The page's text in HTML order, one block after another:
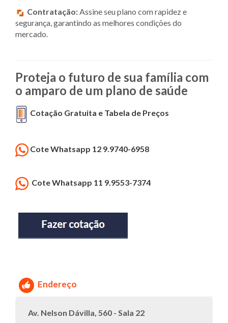
Contratação:Assine seu plano com rapidez e
segurança, garantindo as melhores condições do
mercado.
Proteja o futuro de sua família com
o amparo de um plano de saúde
Cotação Gratuita e Tabela de Preços
Cote Whatsapp 12 9.9740-6958
Cote Whatsapp 11 9.9553-7374
Endereço
Av. Nelson Dávilla, 560 - Sala 22